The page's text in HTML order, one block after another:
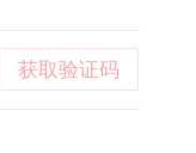
获取验证码